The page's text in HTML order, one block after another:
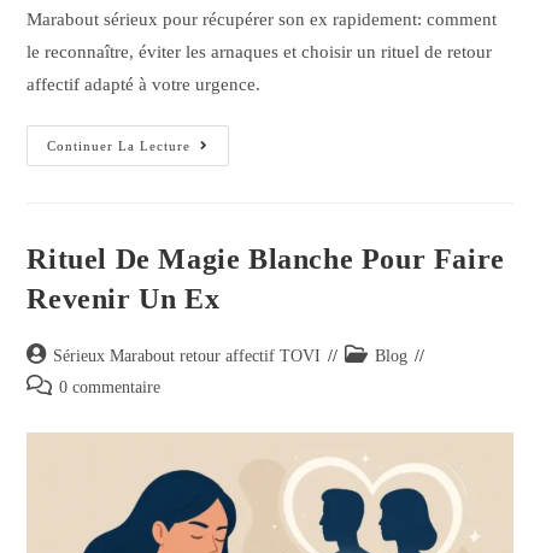
Marabout sérieux pour récupérer son ex rapidement: comment
le reconnaître, éviter les arnaques et choisir un rituel de retour
affectif adapté à votre urgence.
Continuer La Lecture
Rituel De Magie Blanche Pour Faire
Revenir Un Ex
Sérieux Marabout retour affectif TOVI
Blog
0 commentaire